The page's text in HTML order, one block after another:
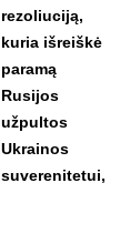
rezoliuciją,
kuria išreiškė
paramą
Rusijos
užpultos
Ukrainos
suverenitetui,